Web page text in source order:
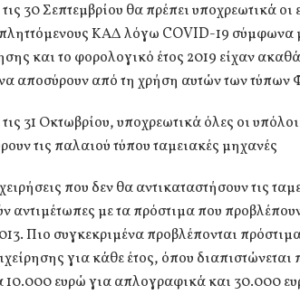
30 Σεπτεμβρίου θα πρέπει υποχρεωτικά
ΚΑΔ λόγω COVID-19 σύμφωνα
και το φορολογικό έτος 2019 είχαν
αποσύρουν από τη χρήση αυτών των
31 Οκτωβρίου, υποχρεωτικά όλες οι
τις παλαιού τύπου ταμειακές μηχανές
που δεν θα αντικαταστήσουν τις
αντιμέτωπες με τα πρόστιμα που προβλέπουν
Πιο συγκεκριμένα προβλέπονται
για κάθε έτος, όπου
10.000 ευρώ για απλογραφικά και 30.000